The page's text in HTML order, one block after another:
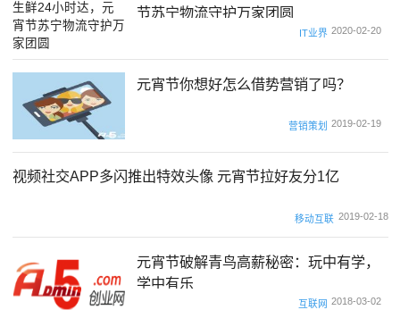
节苏宁物流守护万家团圆
IT业界 2020-02-20
元宵节你想好怎么借势营销了吗？
营销策划 2019-02-19
视频社交APP多闪推出特效头像 元宵节拉好友分1亿
移动互联 2019-02-18
元宵节破解青鸟高薪秘密：玩中有学，
学中有乐
互联网 2018-03-02